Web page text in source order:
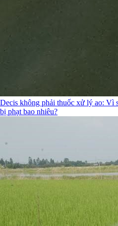
Decis không phải thuốc xử lý ao: Vì
bị phạt bao nhiêu?